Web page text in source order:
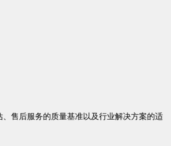
售后服务的质量基准以及行业解决方案的适